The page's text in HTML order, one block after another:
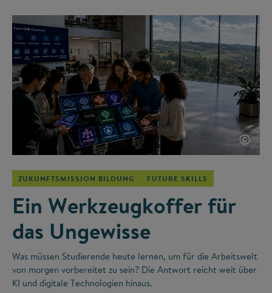
©
ZUKUNFTSMISSION BILDUNG FUTURE SKILLS
Ein Werkzeugkoffer für
das Ungewisse
Was müssen Studierende heute lernen, um für die Arbeitswelt
von morgen vorbereitet zu sein? Die Antwort reicht weit über
KI und digitale Technologien hinaus.